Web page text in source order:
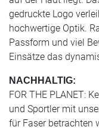
gedruckte Logo
hochwertige Optik.
Passform und viel
Einsätze das
NACHHALTIG:
FOR THE PLANET:
und Sportler mit
für Faser betrachten